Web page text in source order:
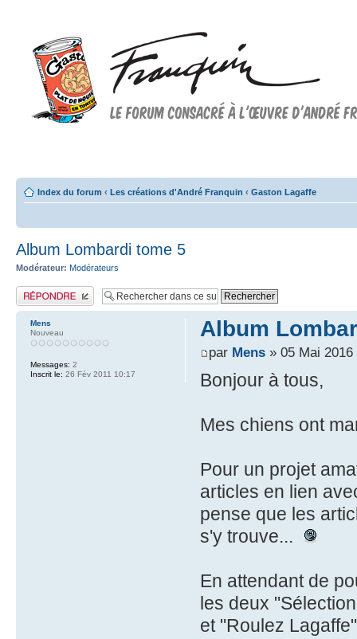
Index du forum ‹ Les créations d'André Franquin ‹ Gaston Lagaffe
Album Lombardi tome 5
Modérateur: Modérateurs
Publier une réponse
Album
par Mens» 05 Mai 2016
Bonjour à tous,
Mes chiens ont
Pour un projet
articles en lien
pense que les
s'y trouve...
En attendant de
les deux
et "Roulez
Mens
Nouveau
Messages: 2
Inscrit le: 26 Fév 2011 10:17